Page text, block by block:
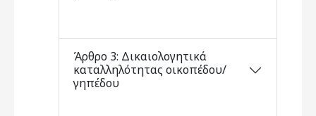
Άρθρο 3: Δικαιολογητικά
καταλληλότητας οικοπέδου/
γηπέδου